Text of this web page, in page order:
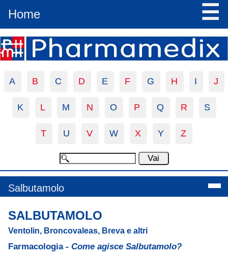
Home ☰
A B C D E F G H I J
K L M N O P Q R S
T U V W X Y Z
Salbutamolo
SALBUTAMOLO
Ventolin, Broncovaleas, Breva e altri
Farmacologia - Come agisce Salbutamolo?